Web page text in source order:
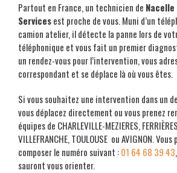
Partout en France, un technicien de
Servicesest proche de vous. Muni d’un
camion atelier, il détecte la panne lors de
téléphonique et vous fait un premier
un rendez-vous pour l’intervention, vous
correspondant et se déplace là où vous êtes.
Si vous souhaitez une intervention dans un de
vous déplacez directement ou vous prenez
équipes de CHARLEVILLE-MEZIERES,
VILLEFRANCHE, TOULOUSE ou AVIGNON.
composer le numéro suivant :01 64 68 39 43
sauront vous orienter.